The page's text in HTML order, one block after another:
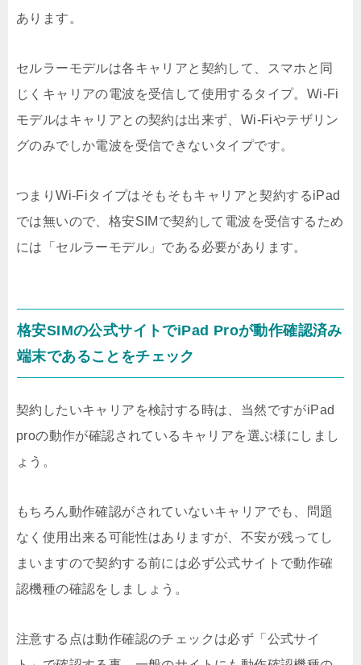
あります。
セルラーモデルは各キャリアと契約して、スマホと同
じくキャリアの電波を受信して使用するタイプ。Wi-Fi
モデルはキャリアとの契約は出来ず、Wi-Fiやテザリン
グのみでしか電波を受信できないタイプです。
つまりWi-Fiタイプはそもそもキャリアと契約するiPad
では無いので、格安SIMで契約して電波を受信するため
には「セルラーモデル」である必要があります。
格安SIMの公式サイトでiPad Proが動作確認済み
端末であることをチェック
契約したいキャリアを検討する時は、当然ですがiPad
proの動作が確認されているキャリアを選ぶ様にしまし
ょう。
もちろん動作確認がされていないキャリアでも、問題
なく使用出来る可能性はありますが、不安が残ってし
まいますので契約する前には必ず公式サイトで動作確
認機種の確認をしましょう。
注意する点は動作確認のチェックは必ず「公式サイ